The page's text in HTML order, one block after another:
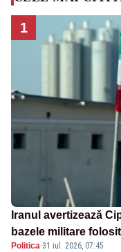
1
Iranul avertizează
bazele militare
Politica·31 iul. 2026, 07:45